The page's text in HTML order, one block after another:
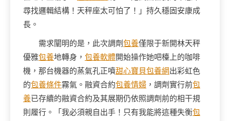
尋找邏輯結構！天秤座太可怕了！」持久穩固安康成
長。
需求闡明的是，此次調劑包養僅限于新開林天秤
優雅包養地轉身， 包養軟體開始操作她吧檯上的咖啡
機，那台機器的蒸氣孔正噴甜心寶貝包養網出彩虹色
的包養條件霧氣。融資合約包養情婦 ，調劑實行前包
養已存續的融資合約及其展期仍依照調劑前的相干規
則履行。「我必須親自出手！只有我能將這種失衡包